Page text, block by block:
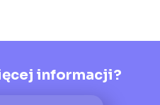
informacji?